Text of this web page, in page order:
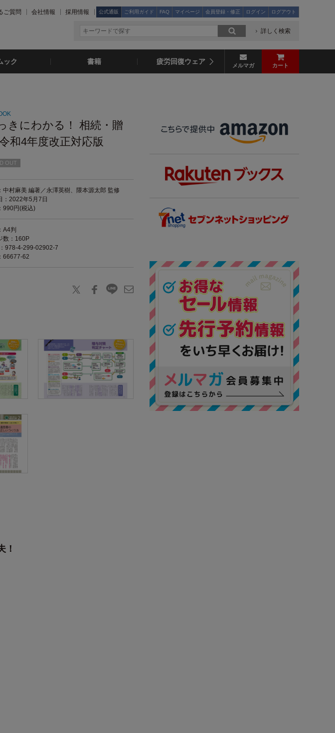
ご質問 会社情報 採用情報 公式通販 ご利用ガイド FAQ マイページ 会員登録・修正 ログイン ログアウト
詳しく検索
ック 書籍 疲労回復ウェア メルマガ カート
きにわかる！ 相続・贈
和4年度改正対応版
OUT
中村麻美 編著／永澤英樹、隈本源太郎 監修
：2022年5月7日
990円(税込)
A4判
数：160P
978-4-299-02902-7
66677-62
！